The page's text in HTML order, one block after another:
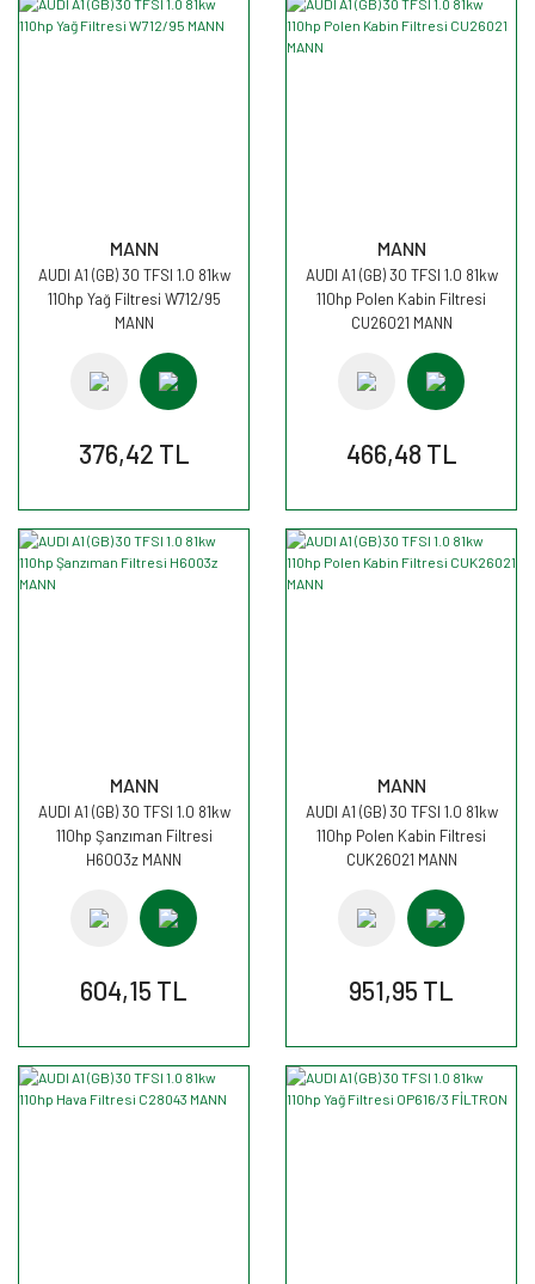
MANN
AUDI A1 (GB) 30 TFSI 1.0 81kw
110hp Yağ Filtresi W712/95
MANN
376,42 TL
MANN
AUDI A1 (GB) 30 TFSI 1.0 81kw
110hp Polen Kabin Filtresi
CU26021 MANN
466,48 TL
MANN
AUDI A1 (GB) 30 TFSI 1.0 81kw
110hp Şanzıman Filtresi
H6003z MANN
604,15 TL
MANN
AUDI A1 (GB) 30 TFSI 1.0 81kw
110hp Polen Kabin Filtresi
CUK26021 MANN
951,95 TL